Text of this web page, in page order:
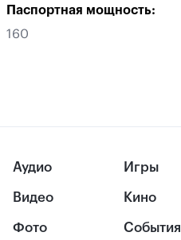
Паспортная мощность:
160
Аудио
Видео
Фото
Игры
Кино
События